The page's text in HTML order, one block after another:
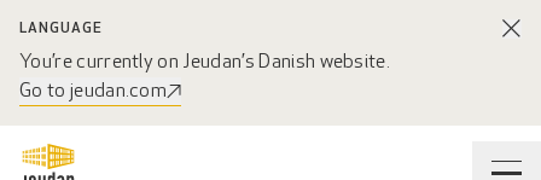
LANGUAGE
You’re currently on Jeudan’s Danish website.
Go to jeudan.com